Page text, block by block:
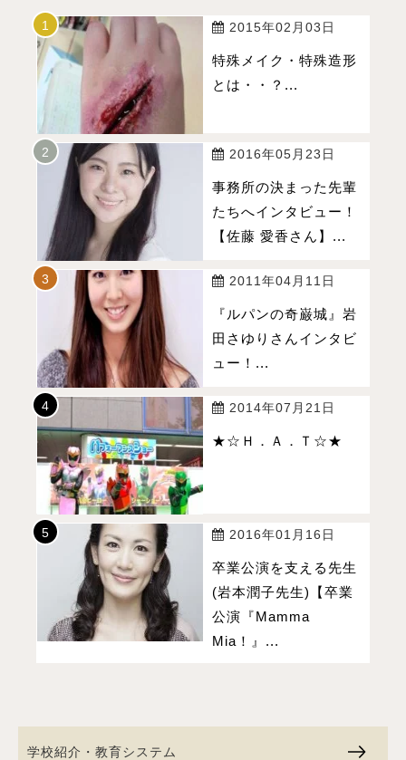
2015年02月03日
特殊メイク・特殊造形
とは・・？...
2016年05月23日
事務所の決まった先輩
たちへインタビュー！
【佐藤 愛香さん】...
2011年04月11日
『ルパンの奇巌城』岩
田さゆりさんインタビ
ュー！...
2014年07月21日
★☆Ｈ．Ａ．Ｔ☆★
2016年01月16日
卒業公演を支える先生
(岩本潤子先生)【卒業
公演『Mamma
Mia！』...
学校紹介・教育システム